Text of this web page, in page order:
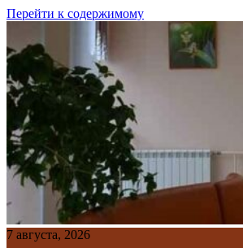
Перейти к содержимому
7 августа, 2026